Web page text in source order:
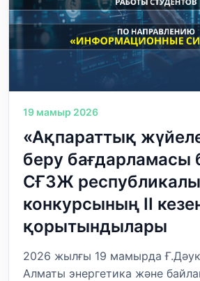
19 мамыр 2026
«Ақпараттық
беру
СҒЗЖ
конкурсының II
қорытындылары
2026 жылғы 19 мамырда
Алматы энергетика және